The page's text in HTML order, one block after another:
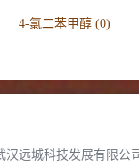
4-氯二苯甲醇 (0)
汉远城科技发展有限公